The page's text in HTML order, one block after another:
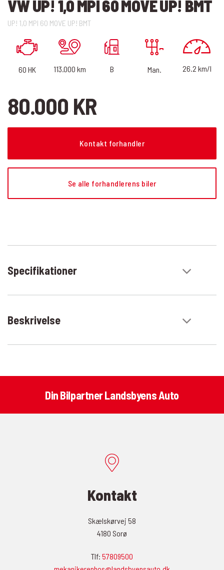
VW UP! 1,0 MPI 60 MOVE UP! BMT
UP! 1,0 MPI 60 MOVE UP! BMT
60 HK 113.000 km B Man. 26.2 km/l
80.000 KR
Kontakt forhandler
Se alle forhandlerens biler
Specifikationer
Beskrivelse
Din Bilpartner Landsbyens Auto
Kontakt
Skælskørvej 58
4180 Sorø
Tlf: 57809500